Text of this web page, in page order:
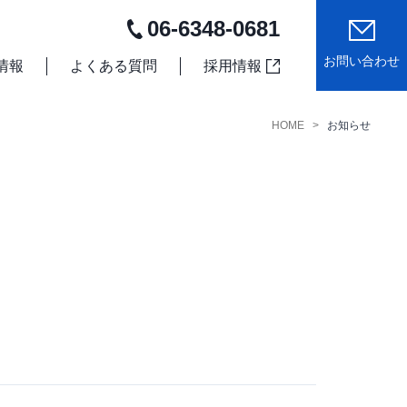
06-6348-0681
報 よくある質問 採用情報 お問い合わせ
HOME お知らせ